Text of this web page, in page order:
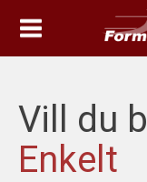
EVENT &
BOKA TID
Vill du
Enkelt